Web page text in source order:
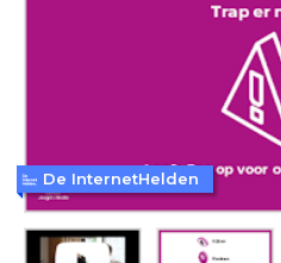
De InternetHelden